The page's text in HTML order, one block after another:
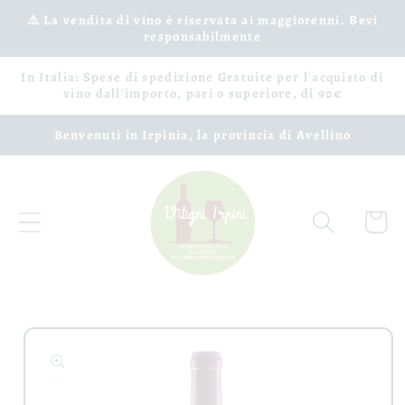
Vai
direttamente
⚠️ La vendita di vino è riservata ai maggiorenni. Bevi
responsabilmente
In Italia: Spese di spedizione Gratuite per l'acquisto di
vino dall'importo, pari o superiore, di 90€
Benvenuti in Irpinia, la provincia di Avellino
Carrello
Passa alle
informazioni
sul prodotto